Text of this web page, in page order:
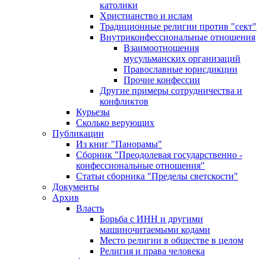
католики
Христианство и ислам
Традиционные религии против "сект"
Внутриконфессиональные отношения
Взаимоотношения
мусульманских организаций
Православные юрисдикции
Прочие конфессии
Другие примеры сотрудничества и
конфликтов
Курьезы
Сколько верующих
Публикации
Из книг "Панорамы"
Сборник "Преодолевая государственно -
конфессиональные отношения"
Статьи сборника "Пределы светскости"
Документы
Архив
Власть
Борьба с ИНН и другими
машиночитаемыми кодами
Место религии в обществе в целом
Религия и права человека